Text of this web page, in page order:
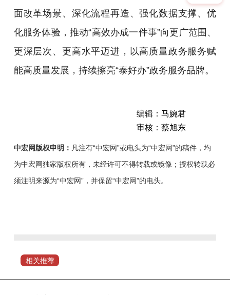
面改革场景、深化流程再造、强化数据支撑、优
化服务体验，推动“高效办成一件事”向更广范围、
更深层次、更高水平迈进，以高质量政务服务赋
能高质量发展，持续擦亮“泰好办”政务服务品牌。
编辑：马婉君
审核：蔡旭东
中宏网版权申明： 凡注有“中宏网”或电头为“中宏网”的稿件，均
为中宏网独家版权所有，未经许可不得转载或镜像；授权转载必
须注明来源为“中宏网”，并保留“中宏网”的电头。
安
以“高
相关推荐